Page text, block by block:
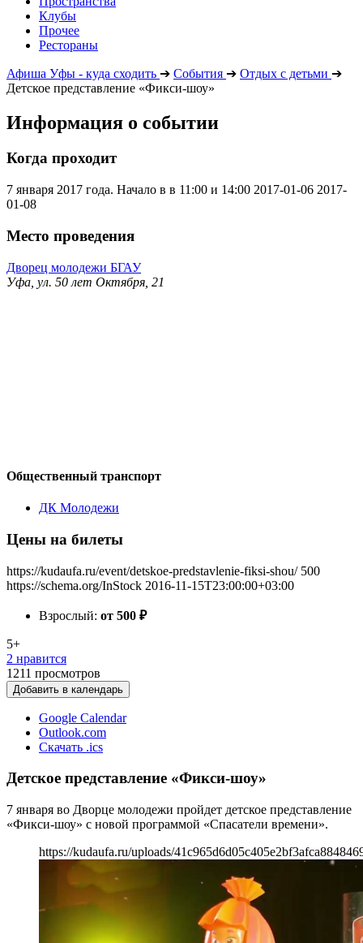
Клубы
Прочее
Рестораны
Афиша Уфы - куда сходить ➔ События ➔ Отдых с детьми ➔
Детское представление «Фикси-шоу»
Информация о событии
Когда проходит
7 января 2017 года. Начало в в 11:00 и 14:00 2017-01-06 2017-
01-08
Место проведения
Дворец молодежи БГАУ
Уфа, ул. 50 лет Октября, 21
Общественный транспорт
ДК Молодежи
Цены на билеты
https://kudaufa.ru/event/detskoe-predstavlenie-fiksi-shou/ 500
https://schema.org/InStock 2016-11-15T23:00:00+03:00
Взрослый: от 500 ₽
5+
2 нравится
1211 просмотров
Добавить в календарь
Google Calendar
Outlook.com
Скачать .ics
Детское представление «Фикси-шоу»
7 января во Дворце молодежи пройдет детское представление
«Фикси-шоу» с новой программой «Спасатели времени».
https://kudaufa.ru/uploads/